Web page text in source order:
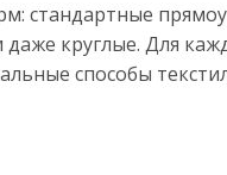
стандартные
круглые. Для
способы